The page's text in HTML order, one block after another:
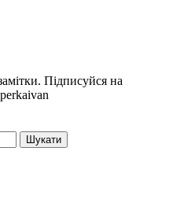
Підписуйся на